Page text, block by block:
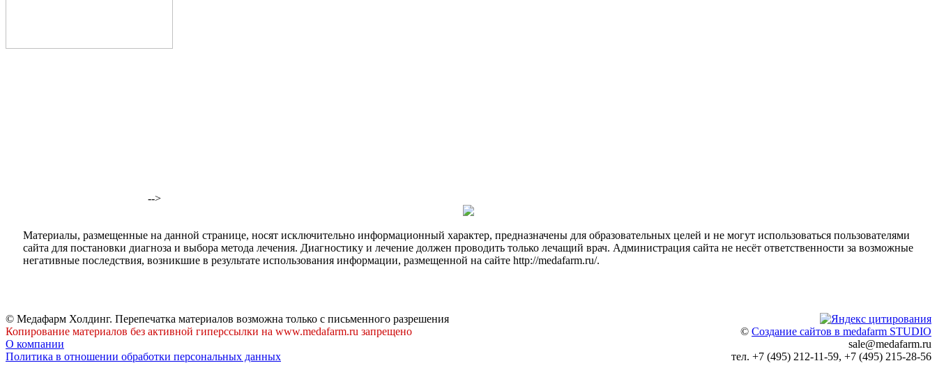
-->
Материалы, размещенные на данной странице, носят исключительно информационный характер, предназначены для образовательных целей и не могут использоваться пользователями
сайта для постановки диагноза и выбора метода лечения. Диагностику и лечение должен проводить только лечащий врач. Администрация сайта не несёт ответственности за возможные
негативные последствия, возникшие в результате использования информации, размещенной на сайте http://medafarm.ru/.
© Медафарм Холдинг. Перепечатка материалов возможна только с письменного разрешения
Копирование материалов без активной гиперссылки на www.medafarm.ru запрещено
О компании
Политика в отношении обработки персональных данных
© Создание сайтов в medafarm STUDIO
sale@medafarm.ru
тел. +7 (495) 212-11-59, +7 (495) 215-28-56